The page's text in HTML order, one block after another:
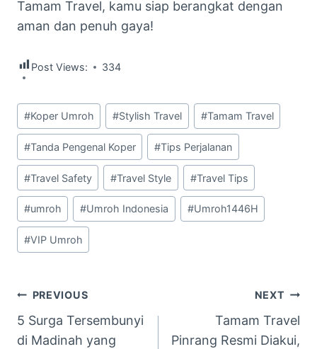
Tamam Travel, kamu siap berangkat dengan
aman dan penuh gaya!
Post Views: 334
Post
Tags:
#Koper Umroh #Stylish Travel #Tamam Travel
#Tanda Pengenal Koper #Tips Perjalanan
#Travel Safety #Travel Style #Travel Tips
#umroh #Umroh Indonesia #Umroh1446H
#VIP Umroh
Navigasi
pos
PREVIOUS
5 Surga Tersembunyi
di Madinah yang
NEXT
Tamam Travel
Pinrang Resmi Diakui,